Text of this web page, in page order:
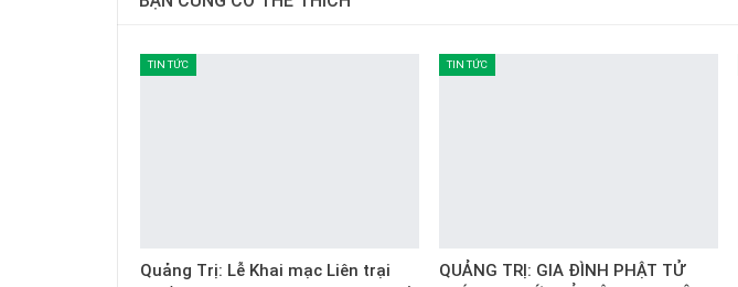
TIN TỨC
Quảng Trị: Lễ Khai mạc Liên trại
TIN TỨC
QUẢNG TRỊ: GIA ĐÌNH PHẬT TỬ